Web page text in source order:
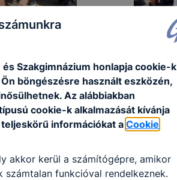
Szakgimnázium honlapja cookie-k
böngészésre használt eszközén,
Az alábbiakban
cookie-k alkalmazását kívánja
információkat a Cookie
akkor kerül a számítógépre, amikor
funkcióval rendelkeznek.